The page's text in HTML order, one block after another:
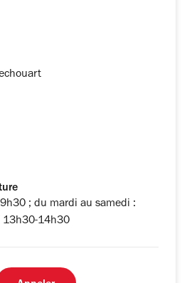
; du mardi au samedi :
14h30